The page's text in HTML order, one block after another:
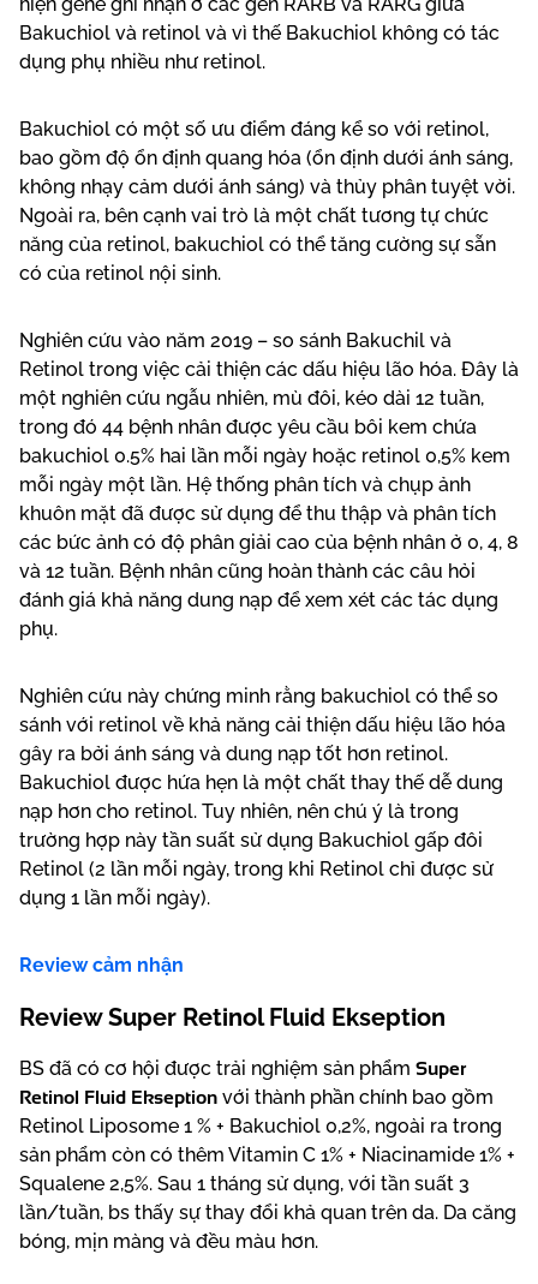
Bakuchiol và retinol và vì thế Bakuchiol không có tác
dụng phụ nhiều như retinol.
Bakuchiol có một số ưu điểm đáng kể so với retinol,
bao gồm độ ổn định quang hóa (ổn định dưới ánh sáng,
không nhạy cảm dưới ánh sáng) và thủy phân tuyệt vời.
Ngoài ra, bên cạnh vai trò là một chất tương tự chức
năng của retinol, bakuchiol có thể tăng cường sự sẵn
có của retinol nội sinh.
Nghiên cứu vào năm 2019 – so sánh Bakuchil và
Retinol trong việc cải thiện các dấu hiệu lão hóa. Đây là
một nghiên cứu ngẫu nhiên, mù đôi, kéo dài 12 tuần,
trong đó 44 bệnh nhân được yêu cầu bôi kem chứa
bakuchiol 0.5% hai lần mỗi ngày hoặc retinol 0,5% kem
mỗi ngày một lần. Hệ thống phân tích và chụp ảnh
khuôn mặt đã được sử dụng để thu thập và phân tích
các bức ảnh có độ phân giải cao của bệnh nhân ở 0, 4, 8
và 12 tuần. Bệnh nhân cũng hoàn thành các câu hỏi
đánh giá khả năng dung nạp để xem xét các tác dụng
phụ.
Nghiên cứu này chứng minh rằng bakuchiol có thể so
sánh với retinol về khả năng cải thiện dấu hiệu lão hóa
gây ra bởi ánh sáng và dung nạp tốt hơn retinol.
Bakuchiol được hứa hẹn là một chất thay thế dễ dung
nạp hơn cho retinol. Tuy nhiên, nên chú ý là trong
trường hợp này tần suất sử dụng Bakuchiol gấp đôi
Retinol (2 lần mỗi ngày, trong khi Retinol chỉ được sử
dụng 1 lần mỗi ngày).
Review cảm nhận
Review Super Retinol Fluid Ekseption
BS đã có cơ hội được trải nghiệm sản phẩm Super
Retinol Fluid Ekseption với thành phần chính bao gồm
Retinol Liposome 1 % + Bakuchiol 0,2%, ngoài ra trong
sản phẩm còn có thêm Vitamin C 1% + Niacinamide 1% +
Squalene 2,5%. Sau 1 tháng sử dụng, với tần suất 3
lần/tuần, bs thấy sự thay đổi khả quan trên da. Da căng
bóng, mịn màng và đều màu hơn.